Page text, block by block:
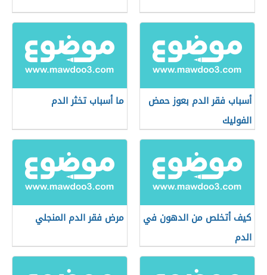
أسباب فقر الدم بعوز حمض
الفوليك
ما أسباب تخثر الدم
كيف أتخلص من الدهون في
الدم
مرض فقر الدم المنجلي